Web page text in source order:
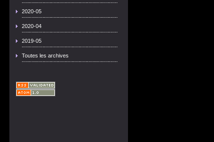
2020-05
2020-04
2019-05
Toutes les archives